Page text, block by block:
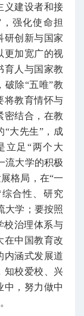
义建设者和接
强化使命担
研创新与国家
更加宽广的视
育人与国家教
破除“五唯”教
将教育情怀与
密结合，在教
“大先生”，成
立足“两个大
流大学的积极
格局，在“一
合性、研究
大学；要按照
校治理体系与
在中国教育改
内涵式发展道
知校爱校、兴
中，努力做中